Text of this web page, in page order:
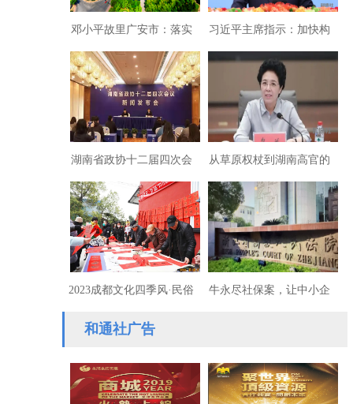
邓小平故里广安市：落实
十九届四中全会精神 扬鞭
加快“双脚丈量”河流步伐
习近平主席指示：加快构
建中国哲学社会科学自主
知识体系
湖南省政协十二届四次会
议开幕 九三李少阳报到期
间调研支社组织生活
从草原权杖到湖南高官的
崩塌：乌兰贪腐链纪实
2023成都文化四季风·民俗
闹新春揭幕
牛永尽社保案，让中小企
和通社广告